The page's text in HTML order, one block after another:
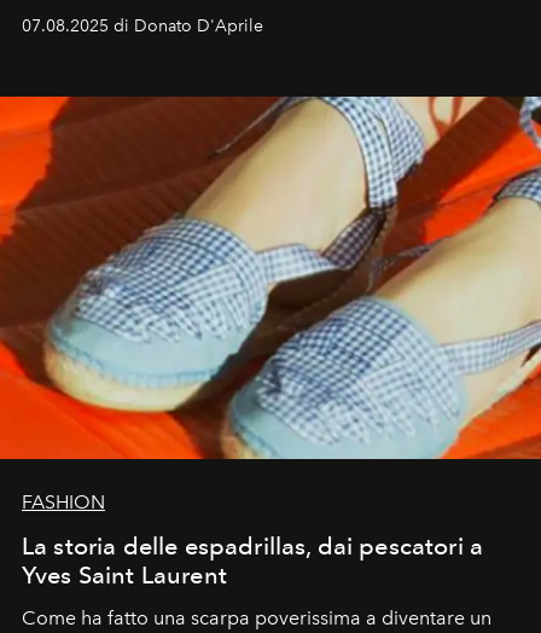
07.08.2025 di Donato D'Aprile
FASHION
La storia delle espadrillas, dai pescatori a
Yves Saint Laurent
Come ha fatto una scarpa poverissima a diventare un